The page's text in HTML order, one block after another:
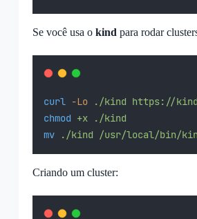
Se você usa o kind para rodar
curl -Lo ./kind https://
chmod +x
./kind
mv
./kind /usr/local/bin/
Criando um cluster: